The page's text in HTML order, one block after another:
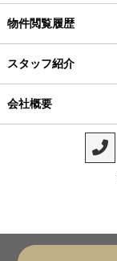
物件閲覧履歴
スタッフ紹介
会社概要